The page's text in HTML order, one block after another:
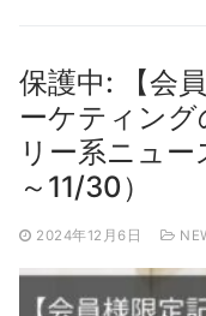
保護中: 【会
ーケティン
リー系ニュ
～11/30）
2024年12月6日